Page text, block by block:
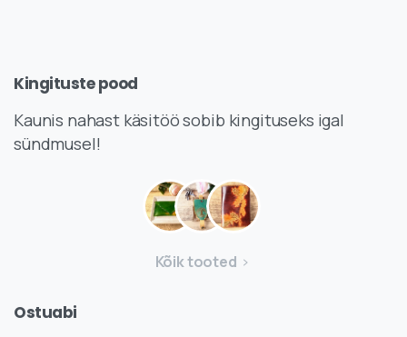
Kingitustepood
Kaunis nahast käsitöö sobib kingituseks igal
sündmusel!
Kõik tooted
Ostuabi